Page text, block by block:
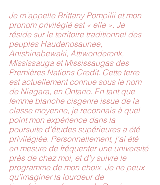
Je m’appelle Brittany Pompilii et mon
pronom privilégié est « elle ». Je
réside sur le territoire traditionnel des
peuples Haudenosaunee,
Anishinabewaki, Attiwonderonk,
Mississauga et Mississaugas des
Premières Nations Credit. Cette terre
est actuellement connue sous le nom
de Niagara, en Ontario. En tant que
femme blanche cisgenre issue de la
classe moyenne, je reconnais à quel
point mon expérience dans la
poursuite d’études supérieures a été
privilégiée. Personnellement, j’ai été
en mesure de fréquenter une université
près de chez moi, et d’y suivre le
programme de mon choix. Je ne peux
qu’imaginer la lourdeur de